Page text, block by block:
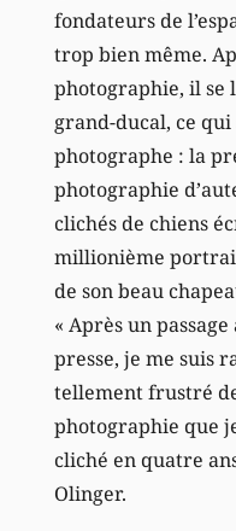
fondateurs de
trop bien même.
photographie, il se
grand-ducal, ce
photographe : la
photographie
clichés de chiens
millionième
de son beau
« Après un
presse, je me suis
tellement frustré
photographie que
cliché en quatre
Olinger.